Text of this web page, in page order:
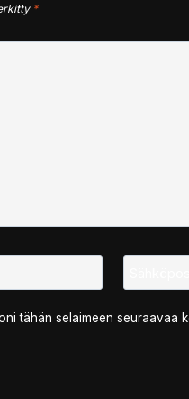
*
tähän selaimeen seuraavaa